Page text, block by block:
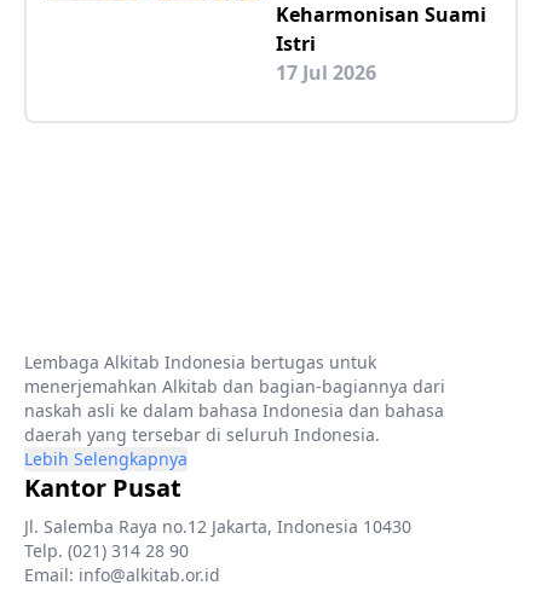
Keharmonisan Suami
Istri
17 Jul 2026
Lembaga Alkitab Indonesia bertugas untuk
menerjemahkan Alkitab dan bagian-bagiannya dari
naskah asli ke dalam bahasa Indonesia dan bahasa
daerah yang tersebar di seluruh Indonesia.
Lebih Selengkapnya
Kantor Pusat
Jl. Salemba Raya no.12 Jakarta, Indonesia 10430
Telp. (021) 314 28 90
Email: info@alkitab.or.id